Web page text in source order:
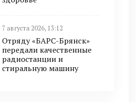
7 августа 2026, 13:12
Отряду «БАРС-Брянск»
передали качественные
радиостанции и
стиральную машину